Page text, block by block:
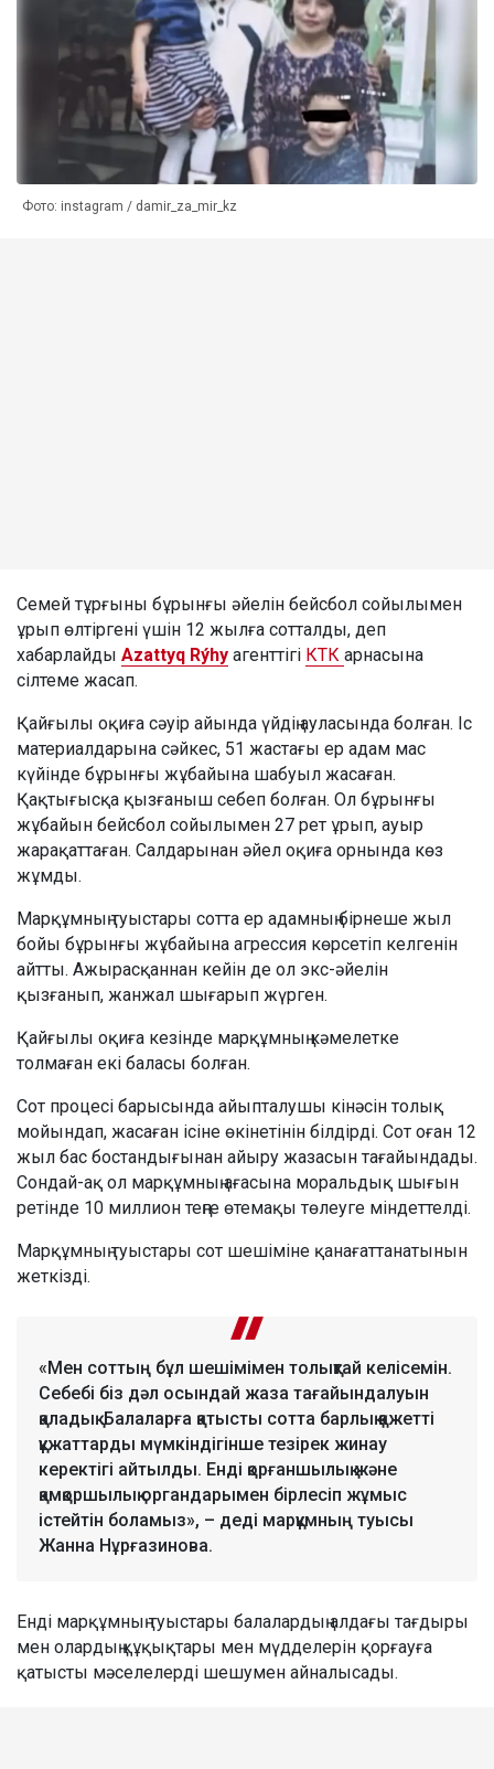
Фото: instagram / damir_za_mir_kz
Семей тұрғыны бұрынғы әйелін бейсбол сойылымен
ұрып өлтіргені үшін 12 жылға сотталды, деп
хабарлайды Azattyq Rýhy агенттігі КТК арнасына
сілтеме жасап.
Қайғылы оқиға сәуір айында үйдің ауласында болған. Іс
материалдарына сәйкес, 51 жастағы ер адам мас
күйінде бұрынғы жұбайына шабуыл жасаған.
Қақтығысқа қызғаныш себеп болған. Ол бұрынғы
жұбайын бейсбол сойылымен 27 рет ұрып, ауыр
жарақаттаған. Салдарынан әйел оқиға орнында көз
жұмды.
Марқұмның туыстары сотта ер адамның бірнеше жыл
бойы бұрынғы жұбайына агрессия көрсетіп келгенін
айтты. Ажырасқаннан кейін де ол экс-әйелін
қызғанып, жанжал шығарып жүрген.
Қайғылы оқиға кезінде марқұмның кәмелетке
толмаған екі баласы болған.
Сот процесі барысында айыпталушы кінәсін толық
мойындап, жасаған ісіне өкінетінін білдірді. Сот оған 12
жыл бас бостандығынан айыру жазасын тағайындады.
Сондай-ақ ол марқұмның ағасына моральдық шығын
ретінде 10 миллион теңге өтемақы төлеуге міндеттелді.
Марқұмның туыстары сот шешіміне қанағаттанатынын
жеткізді.
«Мен соттың бұл шешімімен толықтай келісемін.
Себебі біз дәл осындай жаза тағайындалуын
қаладық. Балаларға қатысты сотта барлық қажетті
құжаттарды мүмкіндігінше тезірек жинау
керектігі айтылды. Енді қорғаншылық және
қамқоршылық органдарымен бірлесіп жұмыс
істейтін боламыз», – деді марқұмның туысы
Жанна Нұрғазинова.
Енді марқұмның туыстары балалардың алдағы тағдыры
мен олардың құқықтары мен мүдделерін қорғауға
қатысты мәселелерді шешумен айналысады.